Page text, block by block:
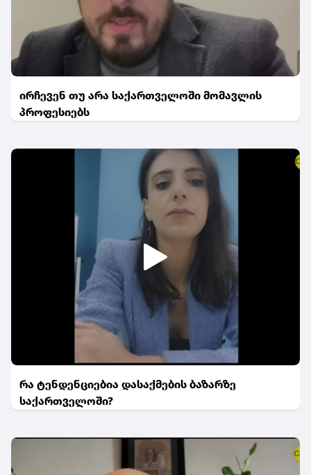
ირჩევენ თუ არა საქართველოში მომავლის
პროფესიებს
რა ტენდენციებია დასაქმების ბაზარზე
საქართველოში?